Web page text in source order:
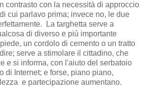
contrasto con la necessità di approccio
cui parlavo prima; invece no, le due
La targhetta serve a
di diverso e più importante
un cordolo di cemento o un tratto
serve a stimolare il cittadino, che
e si informa, con l'aiuto del serbatoio
di Internet; e forse, piano piano,
e partecipazione aumentano.